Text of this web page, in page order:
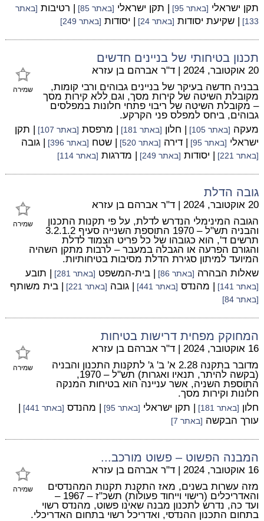
תקן ישראלי [באתר 95] | תקן ישראלי [באתר 85] | רטיבות [באתר
133]
| שקיעת יסודות [באתר 24] | יסודות [באתר 249]
תכנון בטיחותי של בניינים חדשים
שמירה
20 אוקטובר, 2024 | ד"ר אברהם בן עזרא
בבניה חדשה בעיקר של בניינים גבוהים ורבי קומות,
מקובלת השיטה של קירות מסך, וגם ללא קירות מסך
– מקובלת השיטה של ריבוי פתחי חלונות במפלסים
גבוהים, ביחס למפלס פני הקרקע.
מעקה [באתר 105] | חלון [באתר 181] | מרפסת [באתר 107]
| תקן
ישראלי [באתר 95] | דירה [באתר 520] | שטח [באתר 396] | גובה
[באתר 221] | יסודות [באתר 249] | מדרגות [באתר 114]
גובה הדלת
שמירה
20 אוקטובר, 2024 | ד"ר אברהם בן עזרא
הגובה המינימלי הנדרש לדלת, על פי תקנות התכנון
והבניה תש"ל – 1970 התוספת השנייה סעיף 3.2.1.2
תרשים ד', הוא כגובהו של כל פריט הצמוד לדלת
והגורם הפרעה או הגבלה במעבר – לרבות מתקן השהיה
המיועד למיתון סגירת הדלת מסיבות בטיחותיות.
שאלות הבהרה [באתר 86] | בית-המשפט [באתר 281] | תובע
[באתר 141] | מהנדס [באתר 441] | גובה [באתר 221] | בית משותף
[באתר 84]
המחוקק מפחית דרישות בטיחות
שמירה
16 אוקטובר, 2024 | ד"ר אברהם בן עזרא
מדובר בתקנה 2.28 א' ב' ג' לתקנות התכנון והבניה
(בקשה להיתר, תנאיו ואגרות) תש"ל – 1970,
התוספת השניה, אשר עניינה הוא בטיחות המנקה
חלונות וקירות מסך.
חלון [באתר 181] | תקן ישראלי [באתר 95] | מהנדס [באתר 441]
|
עורך הבקשה [באתר 7]
המבנה הפשוט – פשוט מורכב...
שמירה
16 אוקטובר, 2024 | ד"ר אברהם בן עזרא
מזה עשרות בשנים, מאז התקנת תקנות המהנדסים
והאדריכלים (רישוי וייחוד פעולות) תשכ"ז – 1967 –
ועד כה, נדרש לתכנון מבנה שאינו פשוט, מהנדס רשוי
בתחום התכנון ההנדסי, ואדריכל רשוי בתחום האדריכלי.